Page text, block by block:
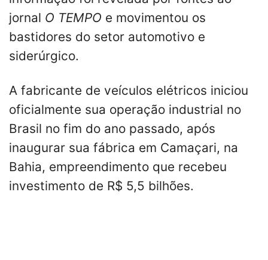
jornal O TEMPO e movimentou os
bastidores do setor automotivo e
siderúrgico.
A fabricante de veículos elétricos iniciou
oficialmente sua operação industrial no
Brasil no fim do ano passado, após
inaugurar sua fábrica em Camaçari, na
Bahia, empreendimento que recebeu
investimento de R$ 5,5 bilhões.